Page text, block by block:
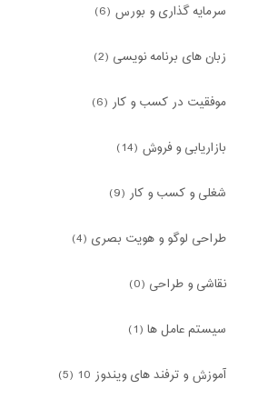
سرمایه گذاری و بورس (6)
زبان های برنامه نویسی (2)
موفقیت در کسب و کار (6)
بازاریابی و فروش (14)
شغلی و کسب و کار (9)
طراحی لوگو و هویت بصری (4)
نقاشی و طراحی (0)
سیستم عامل ها (1)
آموزش و ترفند های ویندوز 10 (5)